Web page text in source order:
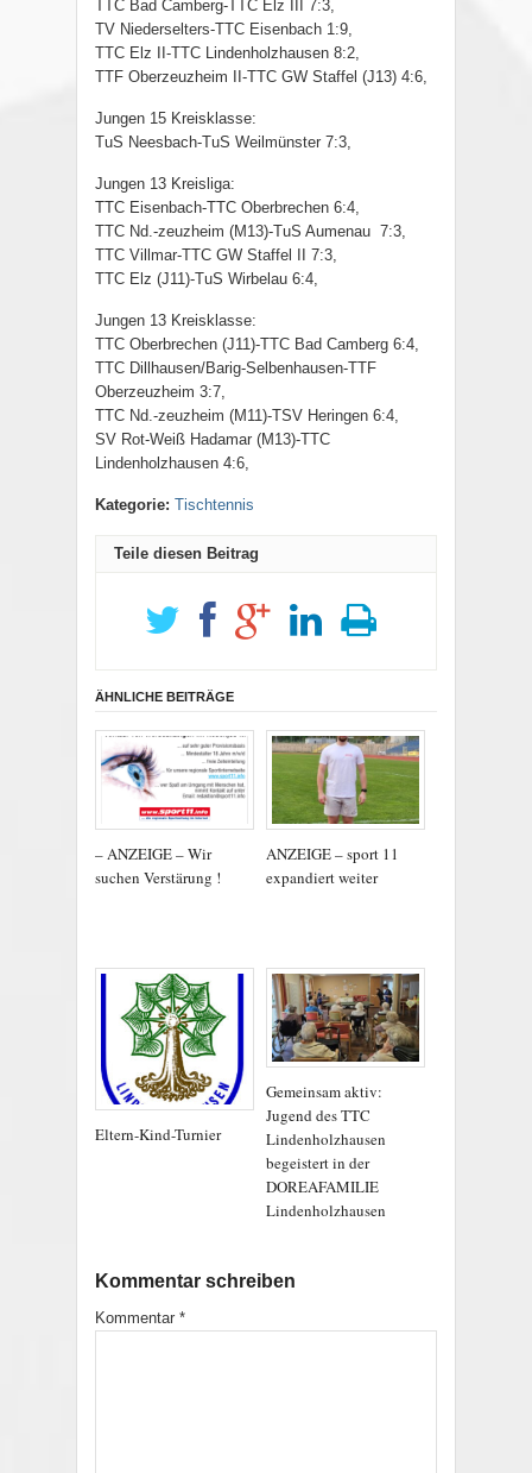
TTC Bad Camberg-TTC Elz III 7:3,
TV Niederselters-TTC Eisenbach 1:9,
TTC Elz II-TTC Lindenholzhausen 8:2,
TTF Oberzeuzheim II-TTC GW Staffel (J13) 4:6,
Jungen 15 Kreisklasse:
TuS Neesbach-TuS Weilmünster 7:3,
Jungen 13 Kreisliga:
TTC Eisenbach-TTC Oberbrechen 6:4,
TTC Nd.-zeuzheim (M13)-TuS Aumenau 7:3,
TTC Villmar-TTC GW Staffel II 7:3,
TTC Elz (J11)-TuS Wirbelau 6:4,
Jungen 13 Kreisklasse:
TTC Oberbrechen (J11)-TTC Bad Camberg 6:4,
TTC Dillhausen/Barig-Selbenhausen-TTF
Oberzeuzheim 3:7,
TTC Nd.-zeuzheim (M11)-TSV Heringen 6:4,
SV Rot-Weiß Hadamar (M13)-TTC
Lindenholzhausen 4:6,
Kategorie: Tischtennis
Teile diesen Beitrag
ÄHNLICHE BEITRÄGE
– ANZEIGE – Wir
suchen Verstärung !
ANZEIGE – sport 11
expandiert weiter
Eltern-Kind-Turnier
Gemeinsam aktiv:
Jugend des TTC
Lindenholzhausen
begeistert in der
DOREAFAMILIE
Lindenholzhausen
Kommentar schreiben
Kommentar *